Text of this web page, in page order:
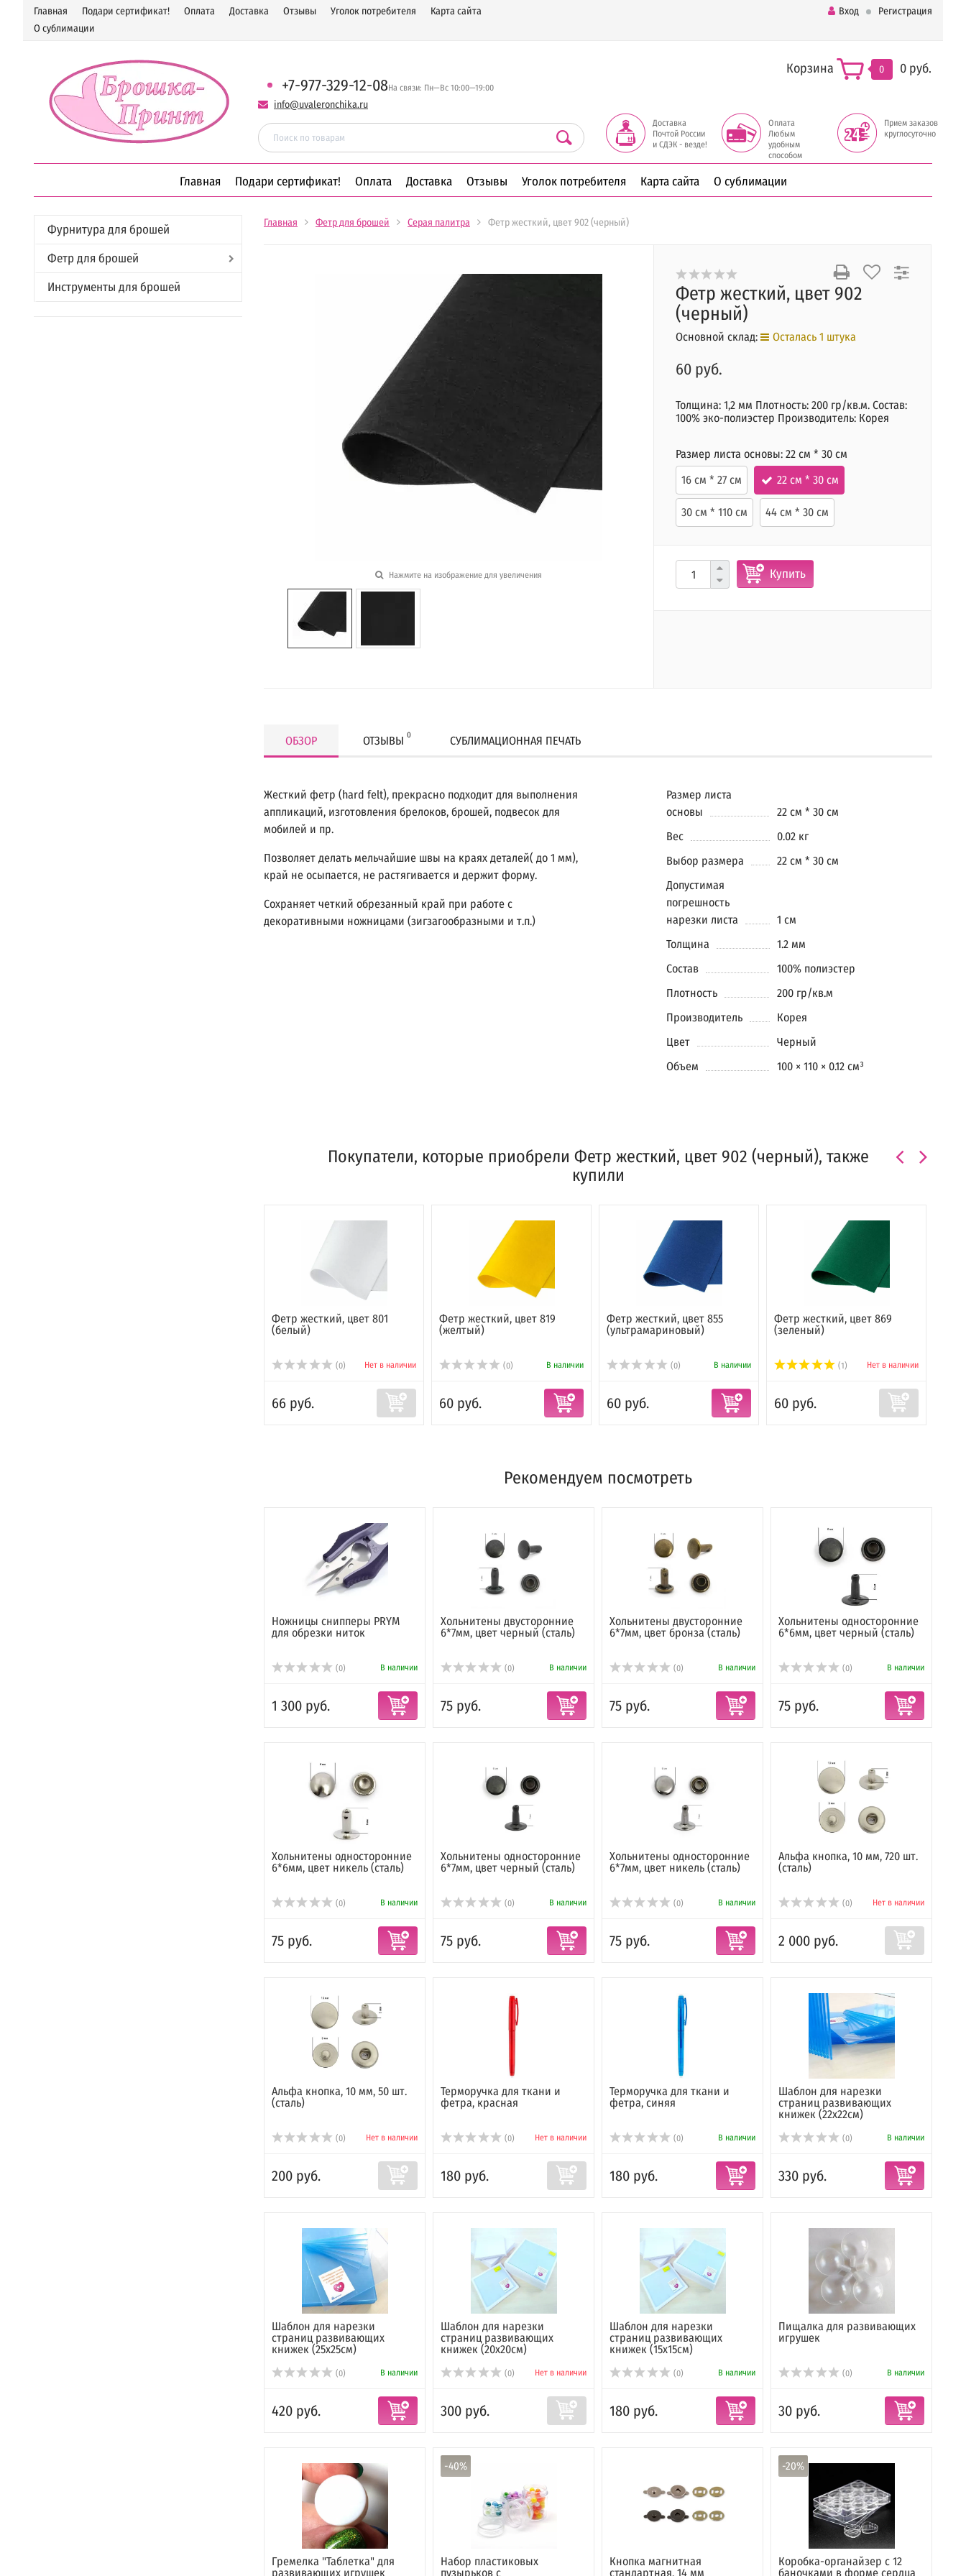
Главная Подари сертификат! Оплата Доставка Отзывы Уголок потребителя
Карта сайта
О сублимации
Вход Регистрация
+7-977-329-12-08На связи: Пн—Вс 10:00—19:00
info@uvaleronchika.ru
Корзина 0 0 руб.
Доставка
Почтой России
и СДЭК - везде!
Оплата
Любым
удобным
способом
Прием заказов
круглосуточно
Главная Подари сертификат! Оплата Доставка Отзывы Уголок потребителя Карта сайта О сублимации
Фурнитура для брошей
Фетр для брошей
Инструменты для брошей
Главная Фетр для брошей Серая палитра Фетр жесткий, цвет 902 (черный)
Нажмите на изображение для увеличения
Фетр жесткий, цвет 902
(черный)
Основной склад: Осталась 1 штука
60 руб.
Толщина: 1,2 мм Плотность: 200 гр/кв.м. Состав:
100% эко-полиэстер Производитель: Корея
Размер листа основы: 22 см * 30 см
16 см * 27 см
22 см * 30 см
30 см * 110 см 44 см * 30 см
Купить
ОБЗОР ОТЗЫВЫ 0 СУБЛИМАЦИОННАЯ ПЕЧАТЬ
Жесткий фетр (hard felt), прекрасно подходит для выполнения
аппликаций, изготовления брелоков, брошей, подвесок для
мобилей и пр.
Позволяет делать мельчайшие швы на краях деталей( до 1 мм),
край не осыпается, не растягивается и держит форму.
Сохраняет четкий обрезанный край при работе с
декоративными ножницами (зигзагообразными и т.п.)
Размер листа
основы
22 см * 30 см
Вес
0.02 кг
Выбор размера
22 см * 30 см
Допустимая
погрешность
нарезки листа
1 см
Толщина
1.2 мм
Состав
100% полиэстер
Плотность
200 гр/кв.м
Производитель
Корея
Цвет
Черный
Объем
100 × 110 × 0.12 см³
Покупатели, которые приобрели Фетр жесткий, цвет 902 (черный), также
купили
Фетр жесткий, цвет 801
(белый)
(0) Нет в наличии
66 руб.
Фетр жесткий, цвет 819
(желтый)
(0) В наличии
60 руб.
Фетр жесткий, цвет 855
(ультрамариновый)
(0) В наличии
60 руб.
Фетр жесткий, цвет 869
(зеленый)
(1) Нет в наличии
60 руб.
Рекомендуем посмотреть
Ножницы снипперы PRYM
для обрезки ниток
(0) В наличии
1 300 руб.
Хольнитены двусторонние
6*7мм, цвет черный (сталь)
(0) В наличии
75 руб.
Хольнитены двусторонние
6*7мм, цвет бронза (сталь)
(0) В наличии
75 руб.
Хольнитены односторонние
6*6мм, цвет черный (сталь)
(0) В наличии
75 руб.
Хольнитены односторонние
6*6мм, цвет никель (сталь)
(0) В наличии
75 руб.
Хольнитены односторонние
6*7мм, цвет черный (сталь)
(0) В наличии
75 руб.
Хольнитены односторонние
6*7мм, цвет никель (сталь)
(0) В наличии
75 руб.
Альфа кнопка, 10 мм, 720 шт.
(сталь)
(0) Нет в наличии
2 000 руб.
Альфа кнопка, 10 мм, 50 шт.
(сталь)
(0) Нет в наличии
200 руб.
Терморучка для ткани и
фетра, красная
(0) Нет в наличии
180 руб.
Терморучка для ткани и
фетра, синяя
(0) В наличии
180 руб.
Шаблон для нарезки
страниц развивающих
книжек (22х22см)
(0) В наличии
330 руб.
Шаблон для нарезки
страниц развивающих
книжек (25х25см)
(0) В наличии
420 руб.
Шаблон для нарезки
страниц развивающих
книжек (20х20см)
(0) Нет в наличии
300 руб.
Шаблон для нарезки
страниц развивающих
книжек (15х15см)
(0) В наличии
180 руб.
Пищалка для развивающих
игрушек
(0) В наличии
30 руб.
Гремелка "Таблетка" для
развивающих игрушек
-40%
Набор пластиковых
пузырьков с
Кнопка магнитная
стандартная, 14 мм
-20%
Коробка-органайзер с 12
баночками в форме сердца